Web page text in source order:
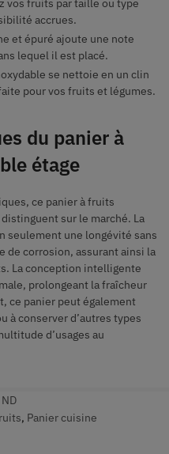
vos fruits par taille ou type
accrues.
et épuré ajoute une note
lequel il est placé.
se nettoie en un clin
pour vos fruits et légumes.
du panier à
étage
ce panier à fruits
sur le marché. La
seulement une longévité sans
de corrosion, assurant ainsi la
La conception intelligente
prolongeant la fraîcheur
ce panier peut également
à conserver d’autres types
d’usages au
ND
, Panier cuisine